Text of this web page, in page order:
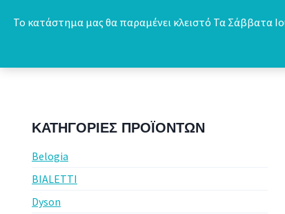
Το κατάστημα μας θα παραμένει κλειστό Τα Σάββατα
ΚΑΤΗΓΟΡΊΕΣ ΠΡΟΪΌΝΤΩΝ
Belogia
BIALETTI
Dyson